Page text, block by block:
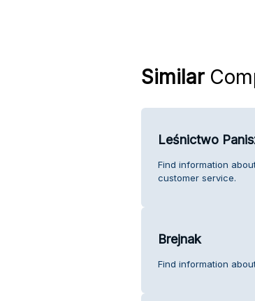
Similar
Leśnictwo
Find information
customer service.
Brejnak
Find information